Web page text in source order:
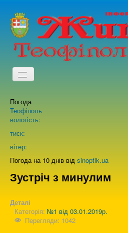
TPL_PROTOSTAR_TOGGLE_MENU
Про нас
Погода
Теофіполь
вологість:
тиск:
вітер:
Погода на 10 днів від sinoptik.ua
Зустріч з минулим
Деталі
Категорія: №1 від 03.01.2019р.
Перегляди: 1042